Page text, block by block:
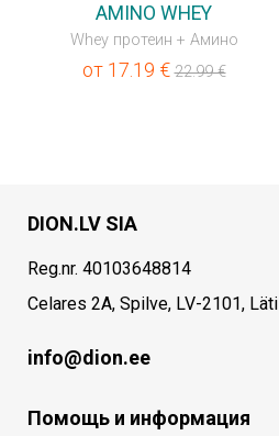
AMINO WHEY
Whey протеин + Амино
от 17.19 €22.99€
DION.LV SIA
Reg.nr. 40103648814
Celares 2A, Spilve, LV-2101, Läti
info@dion.ee
Помощь и информация